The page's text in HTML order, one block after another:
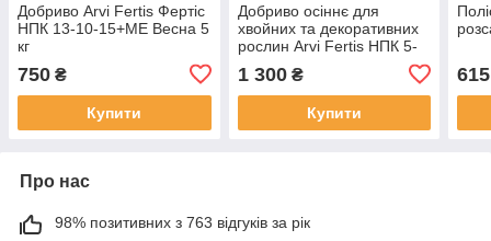
Добриво Arvi Fertis Фертіс
НПК 13-10-15+МЕ Весна 5
кг
750 ₴
Купити
Добриво осіннє для
хвойних та декоративних
рослин Arvi Fertis НПК 5-
1 300₴
Купити
615
Про нас
98% позитивних з 763 відгуків за рік